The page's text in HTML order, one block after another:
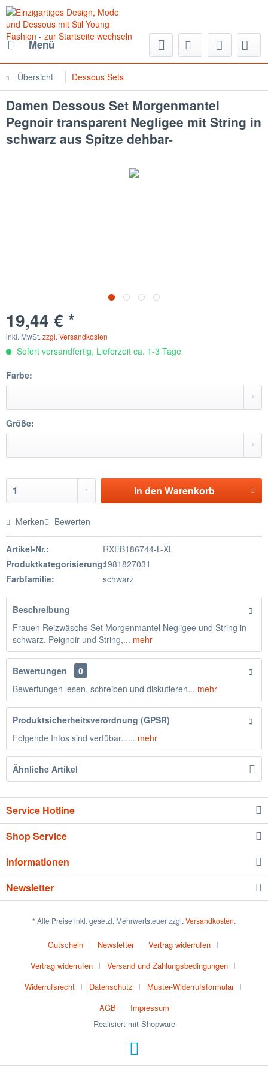
Menü
Übersicht Dessous Sets
Damen Dessous Set Morgenmantel
Pegnoir transparent Negligee mit String in
schwarz aus Spitze dehbar-
19,44 € *
inkl. MwSt. zzgl. Versandkosten
Sofort versandfertig, Lieferzeit ca. 1-3 Tage
Farbe:
Größe:
In den Warenkorb
Merken Bewerten
Artikel-Nr.:
RXEB186744-L-XL
Produktkategorisierung:1981827031
Farbfamilie:
schwarz
Beschreibung
Frauen Reizwäsche Set Morgenmantel Negligee und String in
schwarz. Peignoir und String,... mehr
Bewertungen
0
Bewertungen lesen, schreiben und diskutieren... mehr
Produktsicherheitsverordnung (GPSR)
Folgende Infos sind verfübar...... mehr
Ähnliche Artikel
Service Hotline
Shop Service
Informationen
Newsletter
* Alle Preise inkl. gesetzl. Mehrwertsteuer zzgl. Versandkosten.
Gutschein Newsletter
Vertrag widerrufen
Vertrag widerrufen
Versand und Zahlungsbedingungen
Widerrufsrecht
Datenschutz
Muster-Widerrufsformular
AGB
Impressum
Realisiert mit Shopware